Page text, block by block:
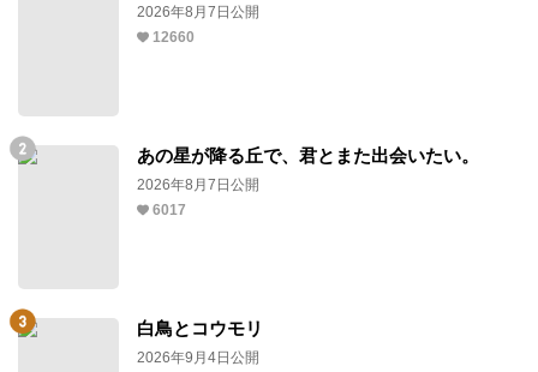
2026年8月7日公開
12660
あの星が降る丘で、君とまた出会いたい。
2026年8月7日公開
6017
白鳥とコウモリ
2026年9月4日公開